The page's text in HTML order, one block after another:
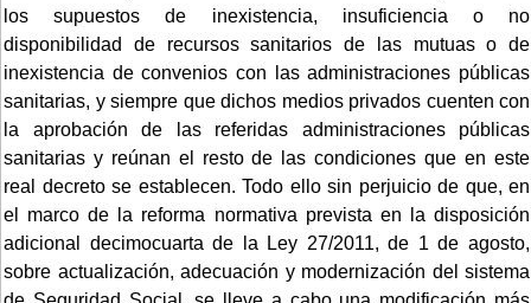
los supuestos de inexistencia, insuficiencia o no
disponibilidad de recursos sanitarios de las mutuas o de
inexistencia de convenios con las administraciones públicas
sanitarias, y siempre que dichos medios privados cuenten con
la aprobación de las referidas administraciones públicas
sanitarias y reúnan el resto de las condiciones que en este
real decreto se establecen. Todo ello sin perjuicio de que, en
el marco de la reforma normativa prevista en la disposición
adicional decimocuarta de la Ley 27/2011, de 1 de agosto,
sobre actualización, adecuación y modernización del sistema